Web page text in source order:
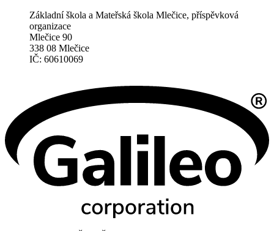
Základní škola a Mateřská škola Mlečice, příspěvková
organizace
Mlečice 90
338 08 Mlečice
IČ: 60610069